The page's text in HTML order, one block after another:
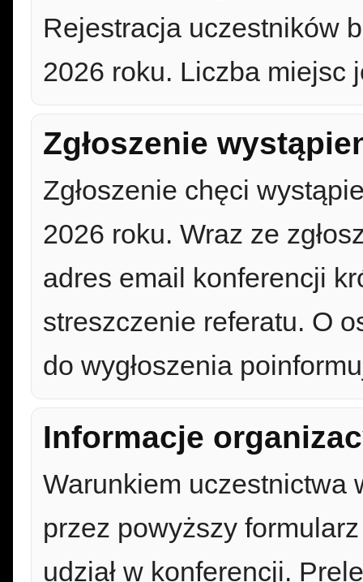
Rejestracja uczestników
2026 roku. Liczba miejsc
Zgłoszenie
Zgłoszenie chęci
2026 roku. Wraz ze
adres email konferencji
streszczenie referatu. O
do wygłoszenia
Informacje
Warunkiem uczestnictwa
przez powyższy
udział w konferencji.